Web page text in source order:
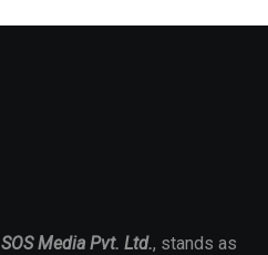
SOS Media Pvt. Ltd., stands as